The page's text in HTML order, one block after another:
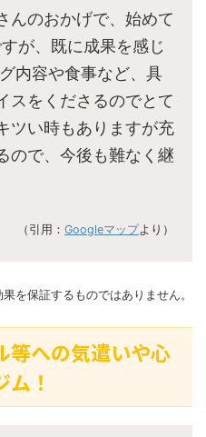
んのおかげで、始めて
が、既に成果を感じ
内容や食事など、具
スをくださるのでとて
ツい時もありますが充
ので、今後も難なく継
（引用： Googleマップより）
を保証するものではありません。
等への気遣いや心
！